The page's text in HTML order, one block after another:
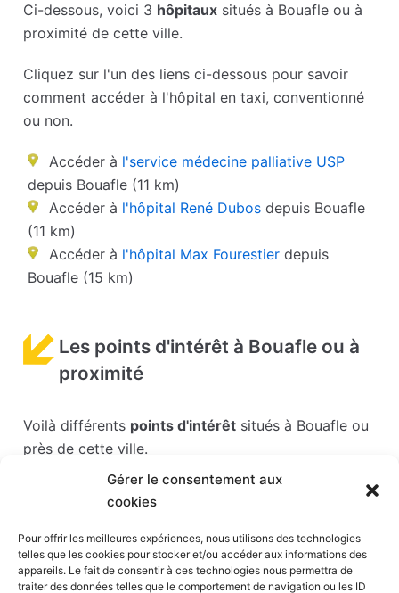
Gérer le consentement aux
cookies
Pour offrir les meilleures expériences, nous utilisons des technologies
telles que les cookies pour stocker et/ou accéder aux informations des
appareils. Le fait de consentir à ces technologies nous permettra de
traiter des données telles que le comportement de navigation ou les ID
Ci-dessous, voici 3 hôpitaux situés à Bouafle ou à
proximité de cette ville.
Cliquez sur l'un des liens ci-dessous pour savoir
comment accéder à l'hôpital en taxi, conventionné
ou non.
Accéder à l'service médecine palliative USP
depuis Bouafle (11 km)
Accéder à l'hôpital René Dubos depuis Bouafle
(11 km)
Accéder à l'hôpital Max Fourestier depuis
Bouafle (15 km)
Les points d'intérêt à Bouafle ou à
proximité
Voilà différents points d'intérêt situés à Bouafle ou
près de cette ville.
Les points d'intérêts sont généralement bien
desservis en matière de transports. Si vous cliquez
sur l'un des liens ci-dessous, vous en saurez plus
sur l'accessibilité en taxi et la proximité des
stations de taxis du point d'intérêt en question.